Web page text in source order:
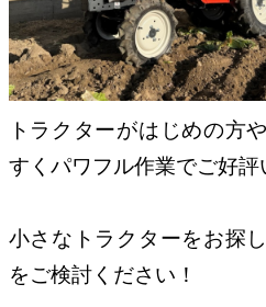
トラクターがはじめの方
すくパワフル作業でご好
小さなトラクターをお探
をご検討ください！